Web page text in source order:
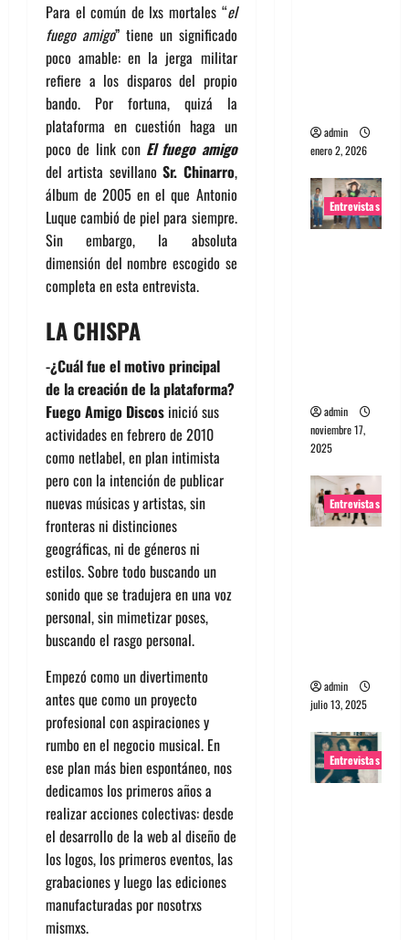
Para el común de lxs mortales “el
fuego amigo” tiene un significado
poco amable: en la jerga militar
refiere a los disparos del propio
bando. Por fortuna, quizá la
plataforma en cuestión haga un
poco de link con El fuego amigo
del artista sevillanoSr. Chinarro,
álbum de 2005 en el que Antonio
Luque cambió de piel para siempre.
Sin embargo, la absoluta
dimensión del nombre escogido se
completa en esta entrevista.
LA CHISPA
-¿Cuál fue el motivo principal
de la creación de la plataforma?
Fuego Amigo Discos inició sus
actividades en febrero de 2010
como netlabel, en plan intimista
pero con la intención de publicar
nuevas músicas y artistas, sin
fronteras ni distinciones
geográficas, ni de géneros ni
estilos. Sobre todo buscando un
sonido que se tradujera en una voz
personal, sin mimetizar poses,
buscando el rasgo personal.
Empezó como un divertimento
antes que como un proyecto
profesional con aspiraciones y
rumbo en el negocio musical. En
ese plan más bien espontáneo, nos
dedicamos los primeros años a
realizar acciones colectivas: desde
el desarrollo de la web al diseño de
los logos, los primeros eventos, las
grabaciones y luego las ediciones
manufacturadas por nosotrxs
mismxs.
admin
enero 2, 2026
Entrevistas
admin
noviembre 17,
2025
Entrevistas
admin
julio 13, 2025
Entrevistas